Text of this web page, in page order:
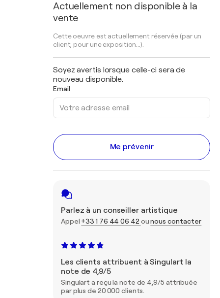
Actuellement non disponible à la
vente
Cette oeuvre est actuellement réservée (par un
client, pour une exposition...).
Soyez avertis lorsque celle-ci sera de
nouveau disponible.
Email
Me prévenir
Parlez à un conseiller artistique
Appel +33 1 76 44 06 42 ounous contacter
Les clients attribuent à Singulart la
note de 4,9/5
Singulart a reçu la note de 4,9/5 attribuée
par plus de 20 000 clients.